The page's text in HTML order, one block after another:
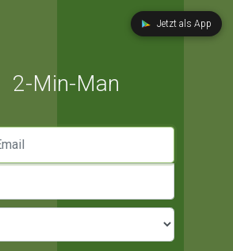
Jetzt als App
2-Min-Man